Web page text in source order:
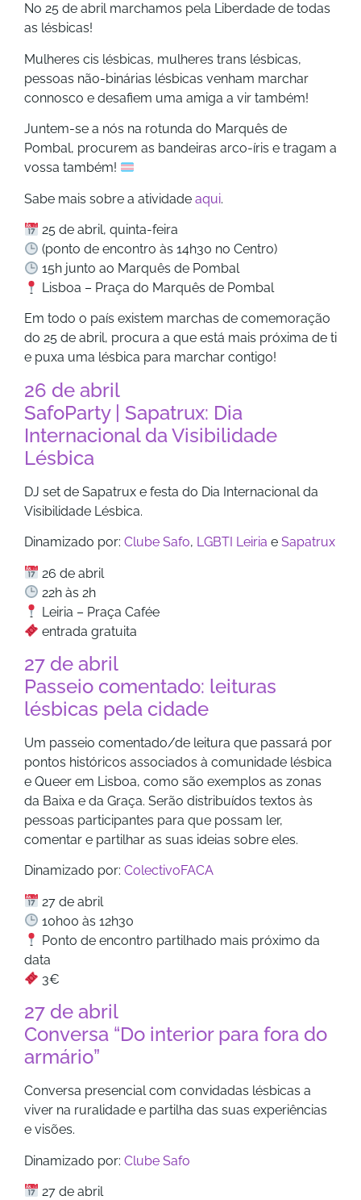
No 25 de abril marchamos pela Liberdade de todas
as lésbicas!
Mulheres cis lésbicas, mulheres trans lésbicas,
pessoas não-binárias lésbicas venham marchar
connosco e desafiem uma amiga a vir também!
Juntem-se a nós na rotunda do Marquês de
Pombal, procurem as bandeiras arco-íris e tragam a
vossa também!
Sabe mais sobre a atividade aqui.
25 de abril, quinta-feira
(ponto de encontro às 14h30 no Centro)
15h junto ao Marquês de Pombal
Lisboa – Praça do Marquês de Pombal
Em todo o país existem marchas de comemoração
do 25 de abril, procura a que está mais próxima de ti
e puxa uma lésbica para marchar contigo!
26 de abril
SafoParty | Sapatrux: Dia
Internacional da Visibilidade
Lésbica
DJ set de Sapatrux e festa do Dia Internacional da
Visibilidade Lésbica.
Dinamizado por: Clube Safo, LGBTI Leiria e Sapatrux
26 de abril
22h às 2h
Leiria – Praça Cafée
entrada gratuita
27 de abril
Passeio comentado: leituras
lésbicas pela cidade
Um passeio comentado/de leitura que passará por
pontos históricos associados à comunidade lésbica
e Queer em Lisboa, como são exemplos as zonas
da Baixa e da Graça. Serão distribuídos textos às
pessoas participantes para que possam ler,
comentar e partilhar as suas ideias sobre eles.
Dinamizado por: ColectivoFACA
27 de abril
10h00 às 12h30
Ponto de encontro partilhado mais próximo da
data
3€
27 de abril
Conversa “Do interior para fora do
armário”
Conversa presencial com convidadas lésbicas a
viver na ruralidade e partilha das suas experiências
e visões.
Dinamizado por: Clube Safo
27 de abril